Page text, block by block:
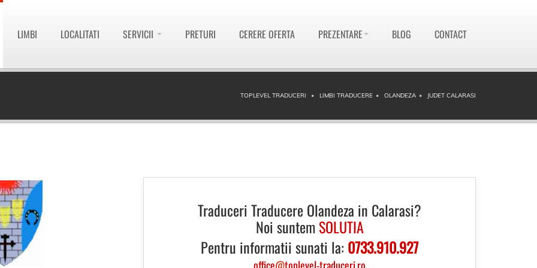
LIMBI LOCALITATI SERVICII PRETURI CERERE OFERTA PREZENTARE BLOG CONTACT
TOPLEVEL TRADUCERI LIMBI TRADUCERE OLANDEZA JUDET CALARASI
Traduceri Traducere Olandeza in Calarasi?
Noi suntem SOLUTIA
Pentru informatii sunati la: 0733.910.927